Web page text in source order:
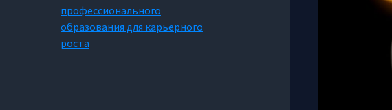
профессионального
образования для карьерного
роста